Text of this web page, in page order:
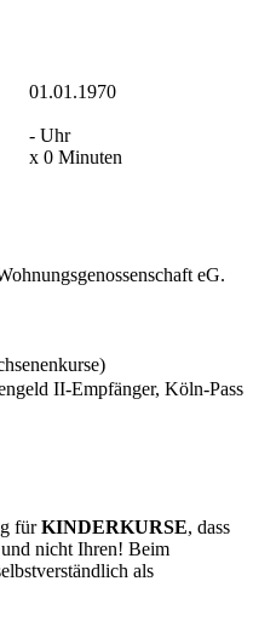
01.01.1970
- Uhr
x 0 Minuten
eG.
II-Empfänger, Köln-Pass
fürKINDERKURSE, dass
nicht Ihren! Beim
als